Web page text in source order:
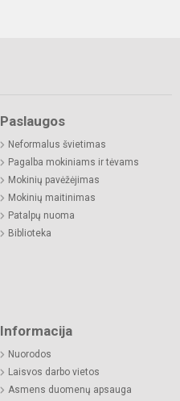
Paslaugos
Neformalus švietimas
Pagalba mokiniams ir tėvams
Mokinių pavėžėjimas
Mokinių maitinimas
Patalpų nuoma
Biblioteka
Informacija
Nuorodos
Laisvos darbo vietos
Asmens duomenų apsauga